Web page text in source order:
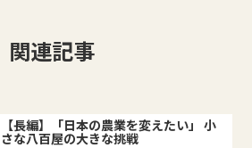
関連記事
【長編】「日本の農業を変えたい」 小
さな八百屋の大きな挑戦